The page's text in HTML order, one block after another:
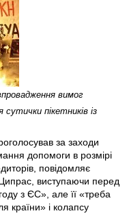
вимог
сутички пікетників із
за заходи
допомоги в розмірі
повідомляє
виступаючи перед
з ЄС», але її «треба
країни» і колапсу